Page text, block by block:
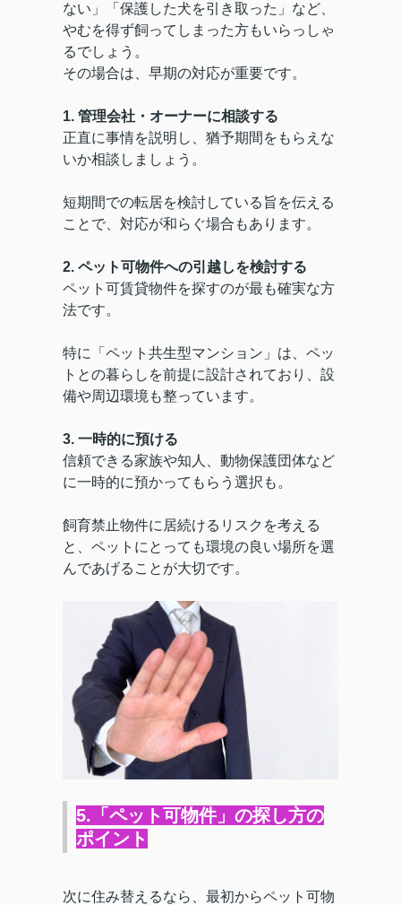
ない」「保護した犬を引き取った」など、
やむを得ず飼ってしまった方もいらっしゃ
るでしょう。
その場合は、早期の対応が重要です。
1. 管理会社・オーナーに相談する
正直に事情を説明し、猶予期間をもらえな
いか相談しましょう。
短期間での転居を検討している旨を伝える
ことで、対応が和らぐ場合もあります。
2. ペット可物件への引越しを検討する
ペット可賃貸物件を探すのが最も確実な方
法です。
特に「ペット共生型マンション」は、ペッ
トとの暮らしを前提に設計されており、設
備や周辺環境も整っています。
3. 一時的に預ける
信頼できる家族や知人、動物保護団体など
に一時的に預かってもらう選択も。
飼育禁止物件に居続けるリスクを考える
と、ペットにとっても環境の良い場所を選
んであげることが大切です。
5.「ペット可物件」の探し方の
ポイント
次に住み替えるなら、最初からペット可物